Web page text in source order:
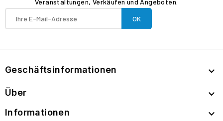
Veranstaltungen, Verkäufen und Angeboten.
Geschäftsinformationen 
Über 
Informationen 